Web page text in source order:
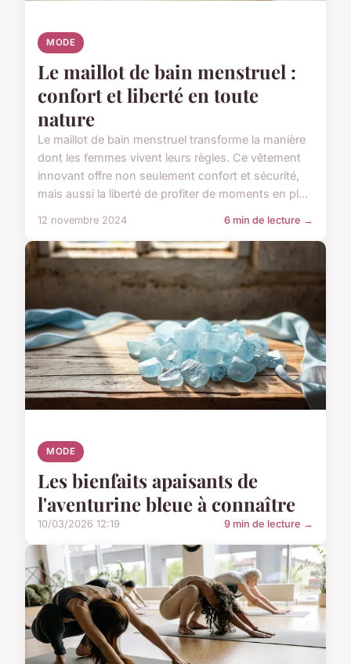
MODE
Le maillot de bain menstruel :
confort et liberté en toute
nature
Le maillot de bain menstruel transforme la manière
dont les femmes vivent leurs règles. Ce vêtement
innovant offre non seulement confort et sécurité,
mais aussi la liberté de profiter de moments en pl...
12 novembre 2024 6 min de lecture →
MODE
Les bienfaits apaisants de
l'aventurine bleue à connaître
10/03/2026 12:19 9 min de lecture →